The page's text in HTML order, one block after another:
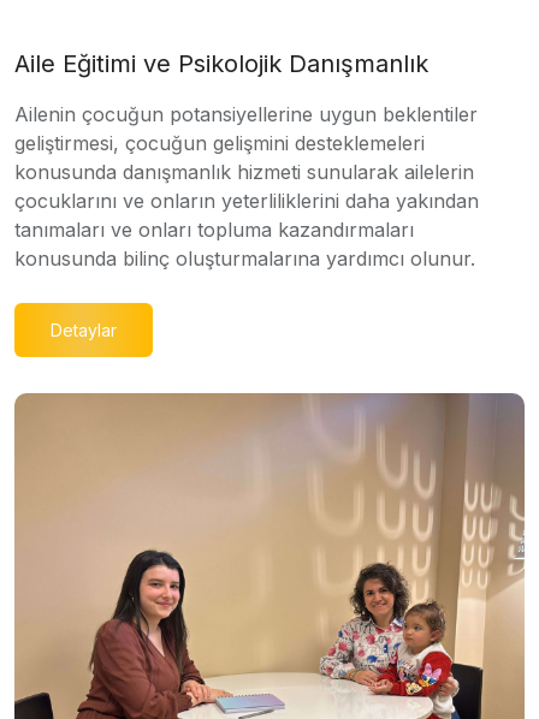
Aile Eğitimi ve Psikolojik Danışmanlık
Ailenin çocuğun potansiyellerine uygun beklentiler
geliştirmesi, çocuğun gelişmini desteklemeleri
konusunda danışmanlık hizmeti sunularak ailelerin
çocuklarını ve onların yeterliliklerini daha yakından
tanımaları ve onları topluma kazandırmaları
konusunda bilinç oluşturmalarına yardımcı olunur.
Detaylar